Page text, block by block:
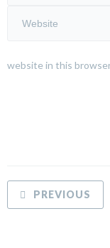
website in this
PREVIOUS